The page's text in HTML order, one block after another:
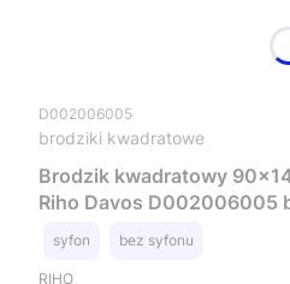
D002006005
brodziki kwadratowe
Brodzik kwadratowy
Riho Davos D002006005
syfon bez syfonu
RIHO